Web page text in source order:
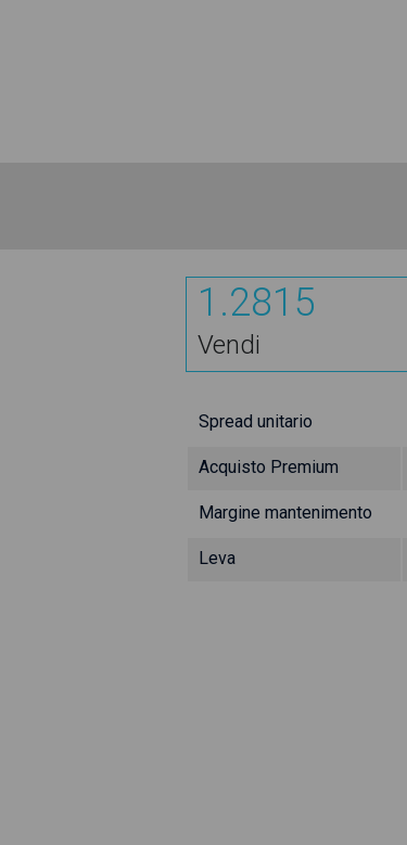
1.2815
Vendi
Spread unitario
Acquisto Premium
Margine mantenimento
Leva